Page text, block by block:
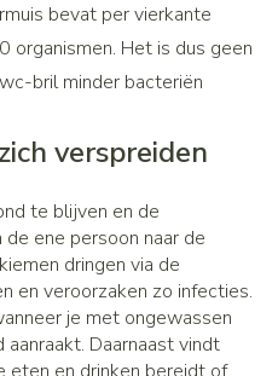
bevat per vierkante
Het is dus geen
bril minder bacteriën
verspreiden
te blijven en de
ene persoon naar de
dringen via de
en veroorzaken zo infecties.
je met ongewassen
aanraakt. Daarnaast vindt